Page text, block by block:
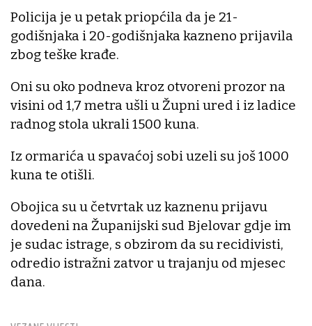
Policija je u petak priopćila da je 21-
godišnjaka i 20-godišnjaka kazneno prijavila
zbog teške krađe.
Oni su oko podneva kroz otvoreni prozor na
visini od 1,7 metra ušli u Župni ured i iz ladice
radnog stola ukrali 1500 kuna.
Iz ormarića u spavaćoj sobi uzeli su još 1000
kuna te otišli.
Obojica su u četvrtak uz kaznenu prijavu
dovedeni na Županijski sud Bjelovar gdje im
je sudac istrage, s obzirom da su recidivisti,
odredio istražni zatvor u trajanju od mjesec
dana.